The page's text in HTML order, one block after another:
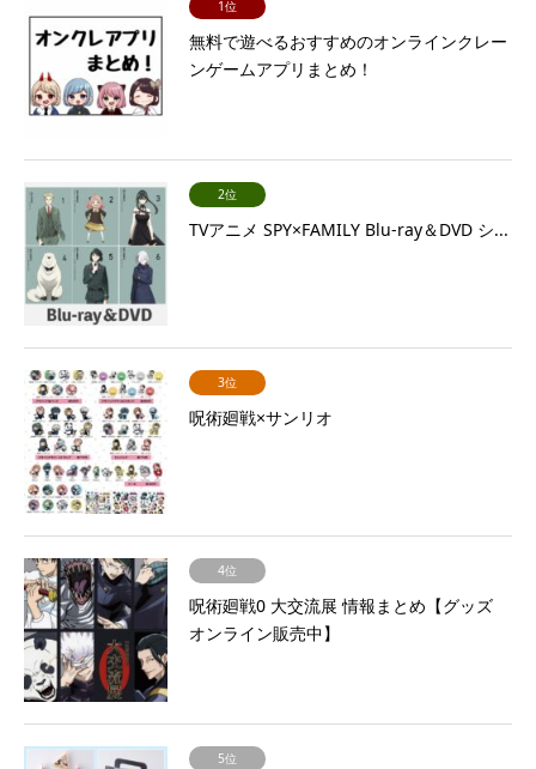
1位
無料で遊べるおすすめのオンラインクレー
ンゲームアプリまとめ！
2位
TVアニメ SPY×FAMILY Blu-ray＆DVD シ...
3位
呪術廻戦×サンリオ
4位
呪術廻戦0 大交流展 情報まとめ【グッズ
オンライン販売中】
5位